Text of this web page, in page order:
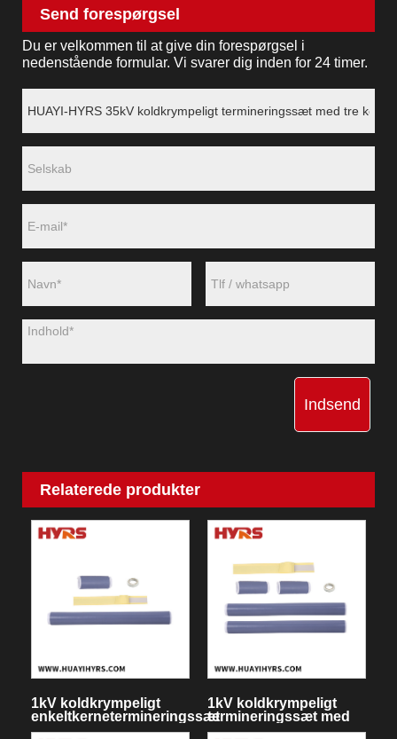
Send forespørgsel
Du er velkommen til at give din forespørgsel i
nedenstående formular. Vi svarer dig inden for 24 timer.
Indsend
Relaterede produkter
1kV koldkrympeligt
enkeltkernetermineringssæt
1kV koldkrympeligt
termineringssæt med
to kerner